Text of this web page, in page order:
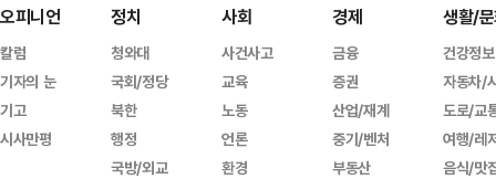
오피니언
칼럼
기자의 눈
기고
시사만평
정치
청와대
국회/정당
북한
행정
국방/외교
사회
사건사고
교육
노동
언론
환경
경제
금융
증권
산업/재계
중기/벤처
부동산
생활/
건강정보
자동차/
도로/교
여행/레
음식/맛